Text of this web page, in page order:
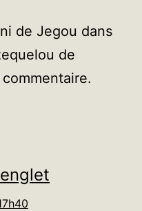
de Jegou dans
de